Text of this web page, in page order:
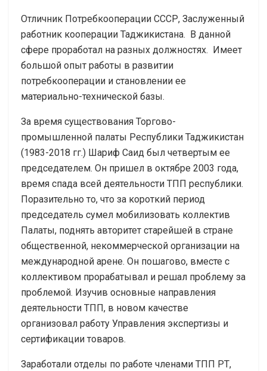
Отличник Потребкооперации СССР, Заслуженный
работник кооперации Таджикистана. В данной
сфере проработал на разных должностях. Имеет
большой опыт работы в развитии
потребкооперации и становлении ее
материально-технической базы.
За время существования Торгово-
промышленной палаты Республики Таджикистан
(1983-2018 гг.) Шариф Саид был четвертым ее
председателем. Он пришел в октябре 2003 года,
время спада всей деятельности ТПП республики.
Поразительно то, что за короткий период
председатель сумел мобилизовать коллектив
Палаты, поднять авторитет старейшей в стране
общественной, некоммерческой организации на
международной арене. Он пошагово, вместе с
коллективом прорабатывал и решал проблему за
проблемой. Изучив основные направления
деятельности ТПП, в новом качестве
организовал работу Управления экспертизы и
сертификации товаров.
Заработали отделы по работе членами ТПП РТ,